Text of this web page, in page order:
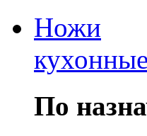
Ножи
кухонные
По